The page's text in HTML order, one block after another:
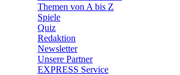
Themen von A bis Z
Spiele
Quiz
Redaktion
Newsletter
Unsere Partner
EXPRESS Service